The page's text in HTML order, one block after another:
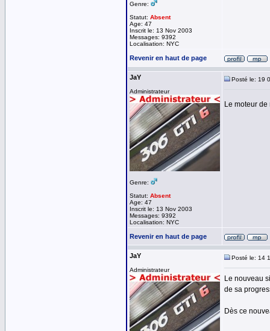
Genre:
Statut: Absent
Age: 47
Inscrit le: 13 Nov 2003
Messages: 9392
Localisation: NYC
Revenir en haut de page
JaY
Administrateur
Genre:
Statut: Absent
Age: 47
Inscrit le: 13 Nov 2003
Messages: 9392
Localisation: NYC
Posté le: 19
Le moteur
Revenir en haut de page
JaY
Administrateur
Posté le: 14
Le nouveau
de sa
Dès ce